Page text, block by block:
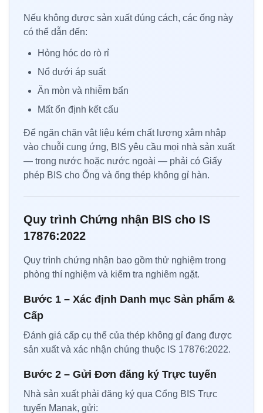
Nếu không được sản xuất đúng cách, các ống này
có thể dẫn đến:
Hỏng hóc do rò rỉ
Nổ dưới áp suất
Ăn mòn và nhiễm bẩn
Mất ổn định kết cấu
Để ngăn chặn vật liệu kém chất lượng xâm nhập
vào chuỗi cung ứng, BIS yêu cầu mọi nhà sản xuất
— trong nước hoặc nước ngoài — phải có Giấy
phép BIS cho Ống và ống thép không gỉ hàn.
Quy trình Chứng nhận BIS cho IS
17876:2022
Quy trình chứng nhận bao gồm thử nghiệm trong
phòng thí nghiệm và kiểm tra nghiêm ngặt.
Bước 1 – Xác định Danh mục Sản phẩm &
Cấp
Đánh giá cấp cụ thể của thép không gỉ đang được
sản xuất và xác nhận chúng thuộc IS 17876:2022.
Bước 2 – Gửi Đơn đăng ký Trực tuyến
Nhà sản xuất phải đăng ký qua Cổng BIS Trực
tuyến Manak, gửi: